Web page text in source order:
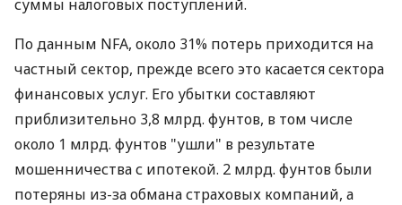
суммы налоговых поступлений.
По данным NFA, около 31% потерь приходится на
частный сектор, прежде всего это касается сектора
финансовых услуг. Его убытки составляют
приблизительно 3,8 млрд. фунтов, в том числе
около 1 млрд. фунтов "ушли" в результате
мошенничества с ипотекой. 2 млрд. фунтов были
потеряны из-за обмана страховых компаний, а